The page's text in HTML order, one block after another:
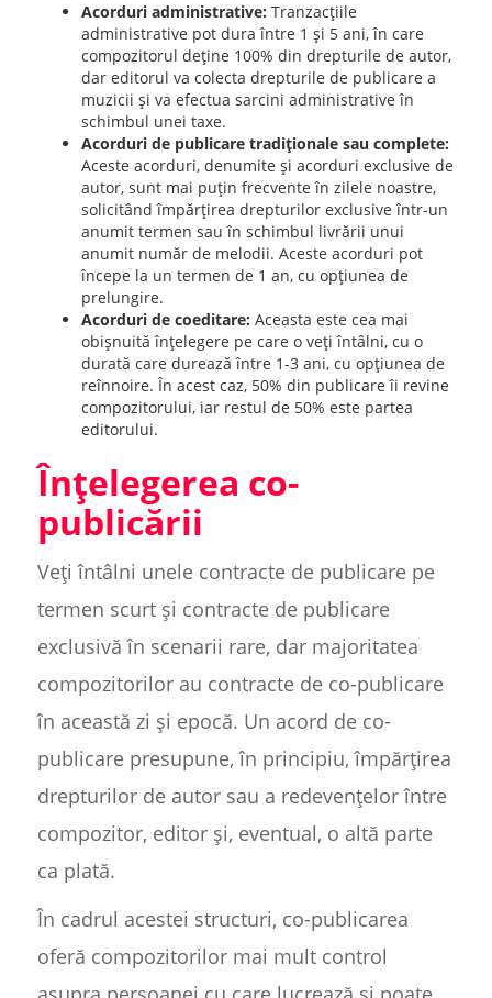
Acorduri administrative: Tranzacțiile
administrative pot dura între 1 și 5 ani, în care
compozitorul deține 100% din drepturile de autor,
dar editorul va colecta drepturile de publicare a
muzicii și va efectua sarcini administrative în
schimbul unei taxe.
Acorduri de publicare tradiționale sau complete:
Aceste acorduri, denumite și acorduri exclusive de
autor, sunt mai puțin frecvente în zilele noastre,
solicitând împărțirea drepturilor exclusive într-un
anumit termen sau în schimbul livrării unui
anumit număr de melodii. Aceste acorduri pot
începe la un termen de 1 an, cu opțiunea de
prelungire.
Acorduri de coeditare: Aceasta este cea mai
obișnuită înțelegere pe care o veți întâlni, cu o
durată care durează între 1-3 ani, cu opțiunea de
reînnoire. În acest caz, 50% din publicare îi revine
compozitorului, iar restul de 50% este partea
editorului.
Înțelegerea co-
publicării
Veți întâlni unele contracte de publicare pe
termen scurt și contracte de publicare
exclusivă în scenarii rare, dar majoritatea
compozitorilor au contracte de co-publicare
în această zi și epocă. Un acord de co-
publicare presupune, în principiu, împărțirea
drepturilor de autor sau a redevențelor între
compozitor, editor și, eventual, o altă parte
ca plată.
În cadrul acestei structuri, co-publicarea
oferă compozitorilor mai mult control